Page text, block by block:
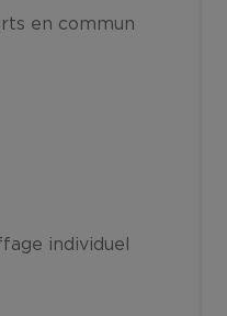
en commun
individuel